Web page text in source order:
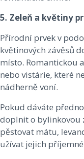
5. Zeleň a květiny
Přírodní prvek v
květinových závěsů
místo. Romantickou
nebo vistárie, které
nádherně voní.
Pokud dáváte
doplnit o bylinkovou
pěstovat mátu,
užívat jejich